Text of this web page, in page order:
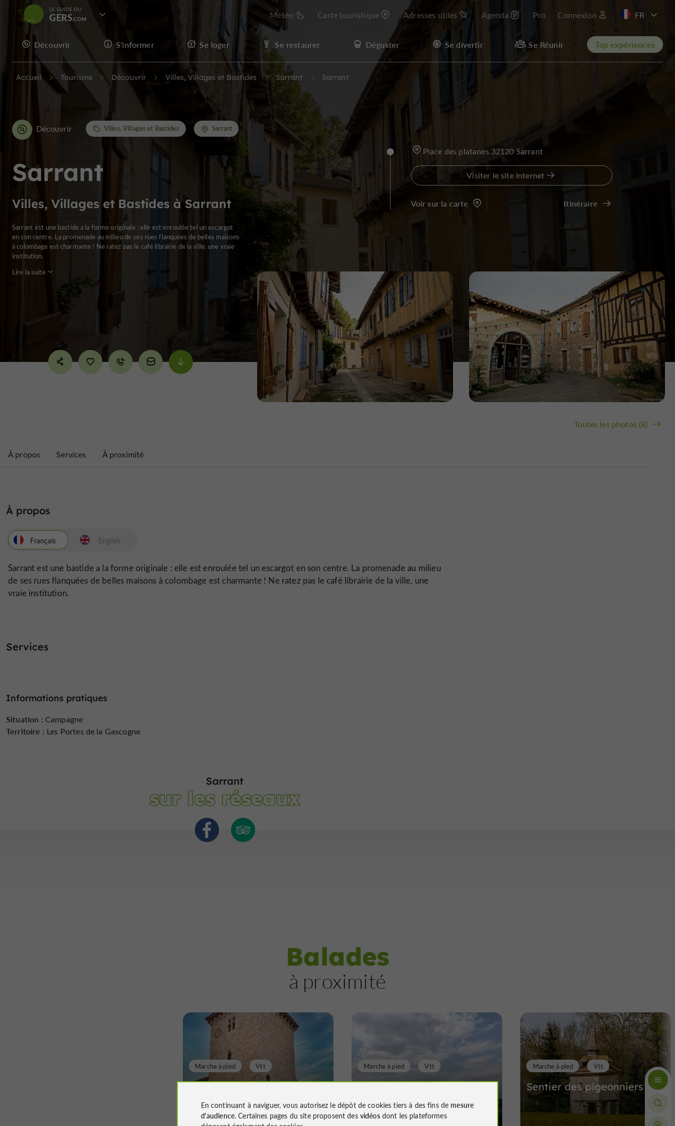
LE GUIDE DU
GERS Météo Carte touristique Adresses utiles Agenda Pro Connexion
EN
Découvrir S'informer Se loger Se restaurer Déguster Se divertir Se Réunir Top expériences
Accueil Tourisme Découvrir Villes, Villages et Bastides Sarrant Sarrant
Sarrant
Villes, Villages et Bastides à Sarrant
Découvrir Villes, Villages et Bastides Sarrant
Sarrant est une bastide a la forme originale : elle est enroulée tel un escargot
en son centre. La promenade au milieu de ses rues flanquées de belles maisons
à colombage est charmante ! Ne ratez pas le café librairie de la ville, une vraie
institution.
Lire la suite
Toutes les photos (8)
Place des platanes 32120 Sarrant
Visiter le site Internet
Voir sur la carte Itinéraire
À propos Services À proximité
À propos
Français
Sarrant est une bastide a la forme originale : elle est enroulée tel un escargot en son centre. La promenade au milieu
de ses rues flanquées de belles maisons à colombage est charmante ! Ne ratez pas le café librairie de la ville, une
vraie institution.
English
Services
Informations pratiques
Situation : Campagne
Territoire : Les Portes de la Gascogne
Sarrant
sur les réseaux
Balades
à proximité
Le Sentier des Pigeonniers
à Sarrant
Marche à pied Vtt
Le Sentier de la Gimone à
Solomiac
Marche à pied Vtt
Sentier des pigeonniers
Marche à pied Vtt
En continuant à naviguer, vous autorisez le dépôt de cookies tiers à des fins de mesure
d'audience. Certaines pages du site proposent des vidéosdont les plateformes